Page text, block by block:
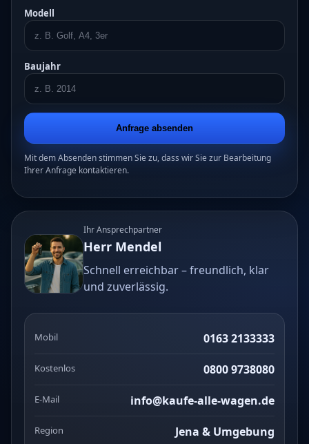
Modell
Baujahr
Anfrage absenden
Mit dem Absenden stimmen Sie zu, dass wir Sie zur Bearbeitung
Ihrer Anfrage kontaktieren.
Ihr Ansprechpartner
Herr Mendel
Schnell erreichbar – freundlich, klar
und zuverlässig.
Mobil 0163 2133333
Kostenlos 0800 9738080
E-Mail info@kaufe-alle-wagen.de
Region Jena & Umgebung